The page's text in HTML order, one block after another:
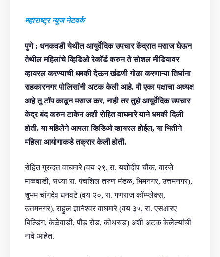
महाराष्ट्र न्यूज नेटवर्क
पुणे : धनकवडी येथील आयुर्वेदिक उपचार केंद्रात मसाज घेऊन
तेथील महिलांचे व्हिडिओ रेकॉर्ड करुन ते सोशल मीडियावर
व्हायरल करण्याची धमकी देऊन खंडणी गोळा करणाऱ्या तिघांना
सहकारनगर पोलिसांनी अटक केली आहे. मी एका पक्षाचा अध्यक्ष
आहे़ तु टॉप काढून मसाज कर, नाही तर तुझे आयुर्वेदिक उपचार
केंद्र बंद करुन टाकेन अशी रोहित वाघमारे याने धमकी दिली
होती. या महिलेने आपला व्हिडिओ व्हायरल होईल, या भितीने
महिला आयोगाकडे तक्रार केली होती.
रोहित गुरुदत्त वाघमारे (वय २९, रा. यशोदीप चौक, वारजे
माळवाडी, सध्या रा. पंचशिल तरुण मंडळ, भिमनगर, उत्तमनगर),
शुभम चांगदेव धनवटे (वय २०, रा. गणराज कॉम्प्लेक्स,
उत्तमनगर), राहुल ज्ञानेश्वर वाघमारे (वय ३५, रा. एसआरए
बिल्डिंग, केळेवाडी, पौड रोड, कोथरुड) अशी अटक केलेल्यांची
नावे आहेत.